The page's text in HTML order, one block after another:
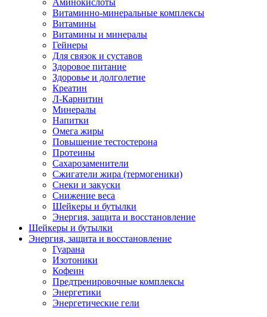
Витаминно-минеральные комплексы
Витамины
Витамины и минералы
Гейнеры
Для связок и суставов
Здоровое питание
Здоровье и долголетие
Креатин
Л-Карнитин
Минералы
Напитки
Омега жиры
Повышение тестостерона
Протеины
Сахарозаменители
Сжигатели жира (термогеники)
Снеки и закуски
Снижение веса
Шейкеры и бутылки
Энергия, защита и восстановление
Шейкеры и бутылки
Энергия, защита и восстановление
Гуарана
Изотоники
Кофеин
Предтренировочные комплексы
Энергетики
Энергетические гели